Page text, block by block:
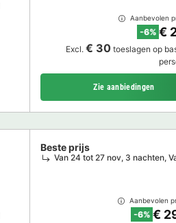
Aanbevolen
-6% €
Excl. € 30 toeslagen op
Zie aanbiedingen
Vriezer
Beste prijs
Van 24 tot 27 nov, 3 nachten,
Aanbevolen
-6% €